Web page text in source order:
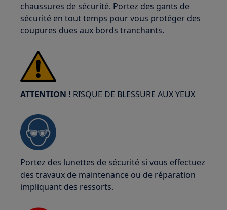
chaussures de sécurité. Portez des gants de
sécurité en tout temps pour vous protéger des
coupures dues aux bords tranchants.
ATTENTION ! RISQUE DE BLESSURE AUX YEUX
Portez des lunettes de sécurité si vous effectuez
des travaux de maintenance ou de réparation
impliquant des ressorts.